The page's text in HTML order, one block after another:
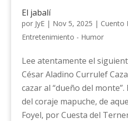
El jabalí
por JyE| Nov 5, 2025 | Cuento
Entretenimiento - Humor
Lee atentamente el
César Aladino Currulef
cazar al “dueño del
del coraje mapuche, de
Foyel, por Cuesta del